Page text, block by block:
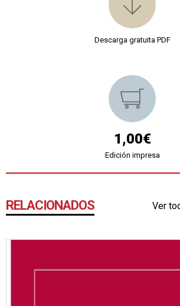
Descarga gratuita PDF
1,00€
Edición impresa
RELACIONADOS Ver